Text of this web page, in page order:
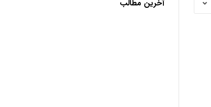
پولیفت ویتالآخرین مطالب